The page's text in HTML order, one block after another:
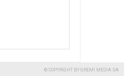
© COPYRIGHT BY GREMI MEDIA SA